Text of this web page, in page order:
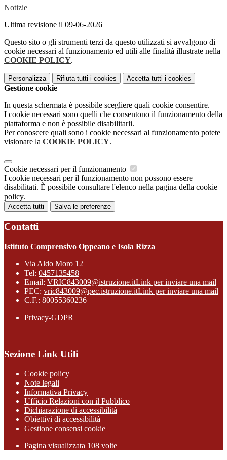
Notizie
Ultima revisione il 09-06-2026
Questo sito o gli strumenti terzi da questo utilizzati si avvalgono di
cookie necessari al funzionamento ed utili alle finalità illustrate nella
COOKIE POLICY.
Personalizza Rifiuta tutti i cookies Accetta tutti i cookies
Gestione cookie
In questa schermata è possibile scegliere quali cookie consentire.
I cookie necessari sono quelli che consentono il funzionamento della
piattaforma e non è possibile disabilitarli.
Per conoscere quali sono i cookie necessari al funzionamento potete
visionare la COOKIE POLICY.
Cookie necessari per il funzionamento
I cookie necessari per il funzionamento non possono essere
disabilitati. È possibile consultare l'elenco nella pagina della cookie
policy.
Accetta tutti Salva le preferenze
Contatti
Istituto Comprensivo Oppeano e Isola Rizza
Via Aldo Moro 12
Tel: 0457135458
Email: VRIC843009@istruzione.itLink per inviare una mail
PEC: vric843009@pec.istruzione.itLink per inviare una mail
C.F.: 80055360236
Privacy-GDPR
Sezione Link Utili
Cookie policy
Note legali
Informativa Privacy
Ufficio Relazioni con il Pubblico
Dichiarazione di accessibilità
Obiettivi di accessibilità
Gestione consensi cookie
Pagina visualizzata 108 volte